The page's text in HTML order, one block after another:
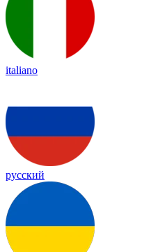
italiano
русский